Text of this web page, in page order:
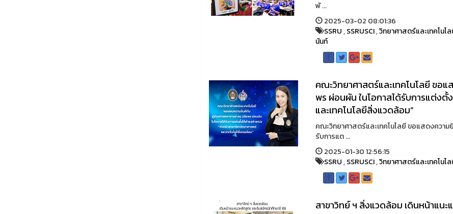
พั ...
2025-03-02 08:01:36
SSRU,SSRUSCI,วิทยาศาสตร์และเทคโน
นันท์
คณะวิทยาศาสตร์และเทคโนโลยี ขอ
พร ผ่อนผัน ในโอกาสได้รับการแต่งตั้
และเทคโนโลยีสิ่งแวดล้อม”
คณะวิทยาศาสตร์และเทคโนโลยี ขอแสดงควา
รับการแต ...
2025-01-30 12:56:15
SSRU,SSRUSCI,วิทยาศาสตร์และเทคโน
สาขาวิทย์ ฯ สิ่งแวดล้อม เดินหน้าแน